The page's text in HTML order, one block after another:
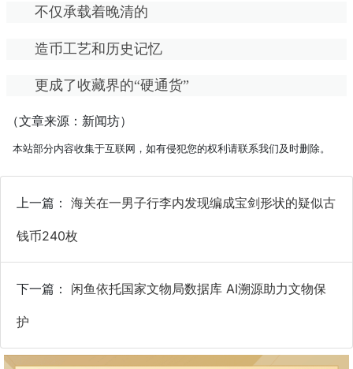
不仅承载着晚清的
造币工艺和历史记忆
更成了收藏界的“硬通货”
（文章来源：新闻坊）
本站部分内容收集于互联网，如有侵犯您的权利请联系我们及时删除。
上一篇： 海关在一男子行李内发现编成宝剑形状的疑似古
钱币240枚
下一篇： 闲鱼依托国家文物局数据库 AI溯源助力文物保
护